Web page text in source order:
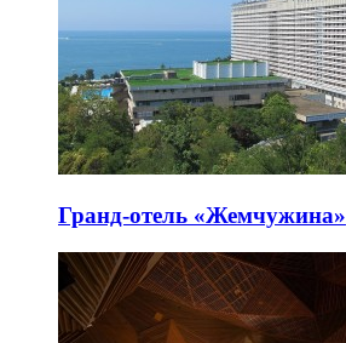
Гранд-отель «Жемчужина»